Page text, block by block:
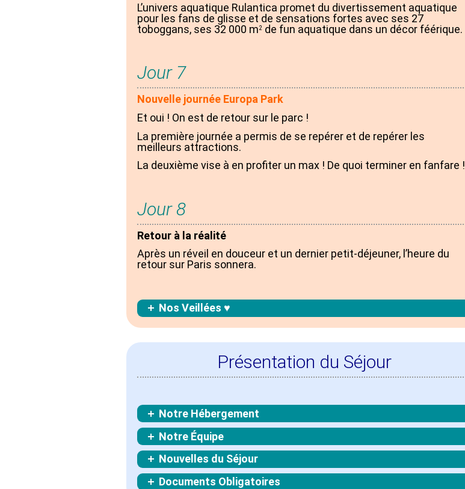
L’univers aquatique Rulantica promet du divertissement aquatique
pour les fans de glisse et de sensations fortes avec ses 27
toboggans, ses 32 000 m2 de fun aquatique dans un décor féérique.
Jour 7
Nouvelle journée Europa Park
Et oui ! On est de retour sur le parc !
La première journée a permis de se repérer et de repérer les
meilleurs attractions.
La deuxième vise à en profiter un max ! De quoi terminer en fanfare !
Jour 8
Retour à la réalité
Après un réveil en douceur et un dernier petit-déjeuner, l’heure du
retour sur Paris sonnera.
Nos Veillées ♥
Présentation du Séjour
Notre Hébergement
Notre Équipe
Nouvelles du Séjour
Documents Obligatoires